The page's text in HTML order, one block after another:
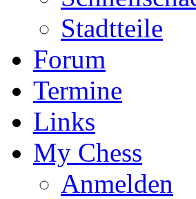
Stadtteile
Forum
Termine
Links
My Chess
Anmelden